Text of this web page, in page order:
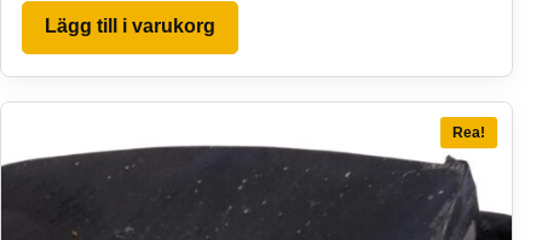
Lägg till i varukorg
Rea!